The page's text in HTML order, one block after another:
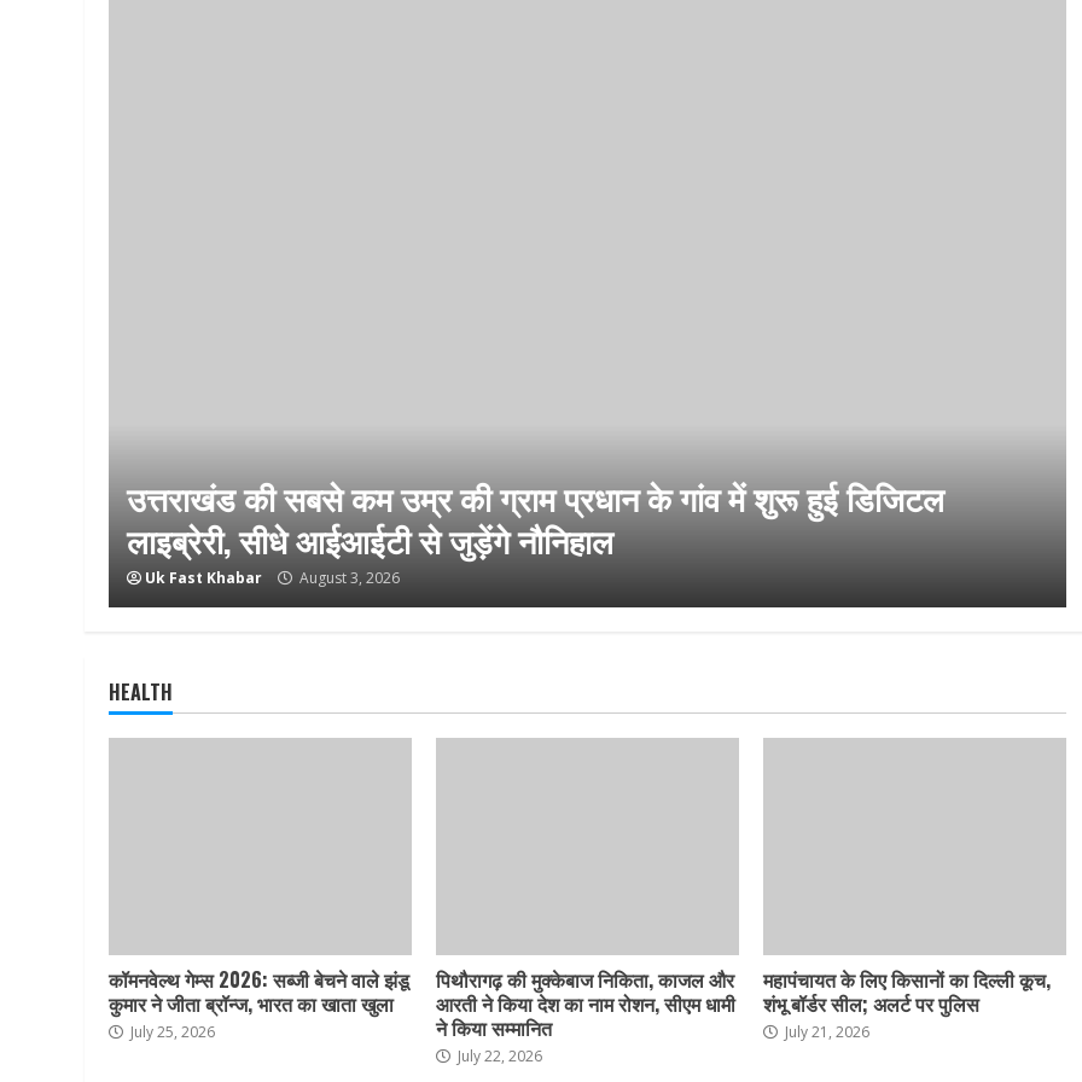
उत्तराखंड की सबसे कम उम्र की ग्राम प्रधान के गांव में शुरू हुई डिजिटल
लाइब्रेरी, सीधे आईआईटी से जुड़ेंगे नौनिहाल
Uk Fast Khabar August 3, 2026
HEALTH
कॉमनवेल्थ गेम्स 2026: सब्जी बेचने वाले झंडू
कुमार ने जीता ब्रॉन्ज, भारत का खाता खुला
July 25, 2026
पिथौरागढ़ की मुक्केबाज निकिता, काजल और
आरती ने किया देश का नाम रोशन, सीएम धामी
ने किया सम्मानित
July 22, 2026
महापंचायत के लिए किसानों का दिल्ली कूच,
शंभू बॉर्डर सील; अलर्ट पर पुलिस
July 21, 2026